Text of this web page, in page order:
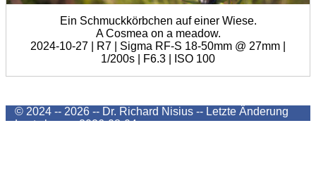
Ein Schmuckkörbchen auf einer Wiese.
A Cosmea on a meadow.
2024-10-27 | R7 | Sigma RF-S 18-50mm @ 27mm |
1/200s | F6.3 | ISO 100
© 2024 -- 2026 -- Dr. Richard Nisius -- Letzte Änderung
Last change2026-08-04